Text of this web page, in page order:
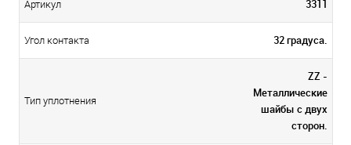
Артикул 3311
Угол контакта 32 градуса.
Тип уплотнения
ZZ -
Металлические
шайбы с двух
сторон.